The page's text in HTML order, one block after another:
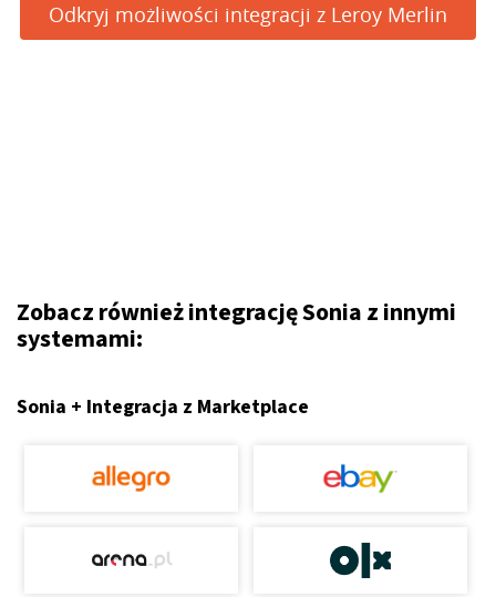
Odkryj możliwości integracji z Leroy Merlin
Zobacz również integrację Sonia z innymi
systemami:
Sonia + Integracja z Marketplace